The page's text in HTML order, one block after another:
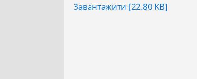
Завантажити [22.80 KB]